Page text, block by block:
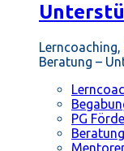
Beratung –
PG
Beratung